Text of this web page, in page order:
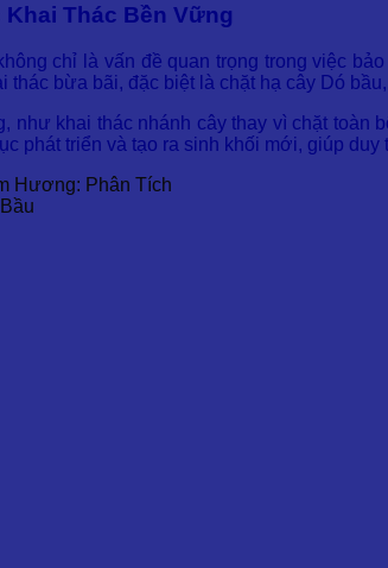
Khai Thác Bền Vững
chỉ là vấn đề quan trọng trong việc
thác bừa bãi, đặc biệt là chặt hạ cây Dó
như khai thác nhánh cây thay vì chặt
phát triển và tạo ra sinh khối mới, giúp